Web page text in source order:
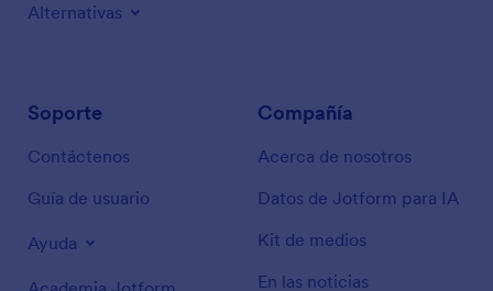
Alternativas
Soporte
Contáctenos
Guía de usuario
Ayuda
Compañía
Acerca de nosotros
Datos de Jotform para IA
Kit de medios
En las noticias